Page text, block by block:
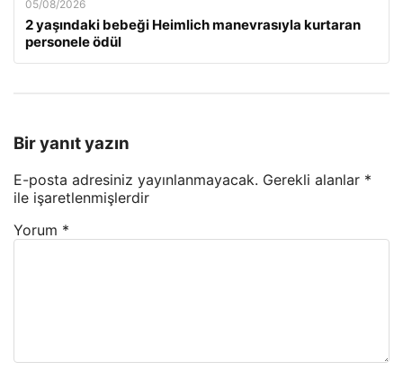
05/08/2026
2 yaşındaki bebeği Heimlich manevrasıyla kurtaran
personele ödül
Bir yanıt yazın
E-posta adresiniz yayınlanmayacak. Gerekli alanlar *
ile işaretlenmişlerdir
Yorum *